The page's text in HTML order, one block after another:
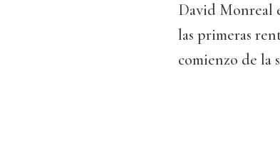
David Monreal
las primeras
comienzo de la